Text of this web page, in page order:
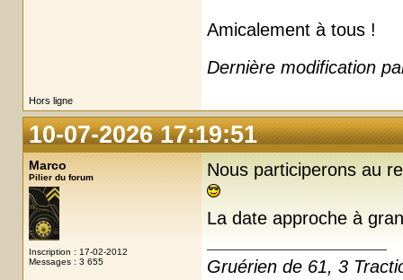
Amicalement à tous !
Dernière modification
Hors ligne
10-07-2026 17:19:51
Marco
Pilier du forum
Inscription : 17-02-2012
Messages : 3 655
Nous participerons au
La date approche à
Gruérien de 61, 3